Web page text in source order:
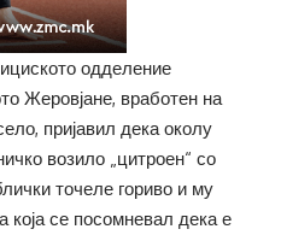
одделение
Жеровјане, вработен на
пријавил дека околу
возило „цитроен“ со
точеле гориво и му
која се посомневал дека е